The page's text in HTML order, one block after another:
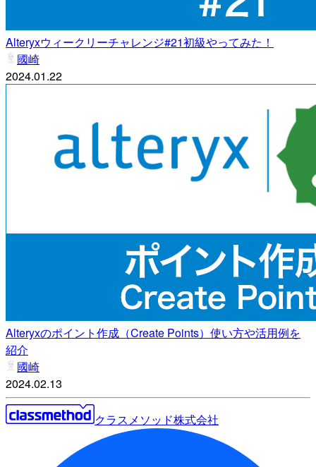
Alteryxウィークリーチャレンジ#21初級やってみた！
國崎
2024.01.22
Alteryxのポイント作成（Create Points）使い方や活用例を
紹介
國崎
2024.02.13
クラスメソッド株式会社